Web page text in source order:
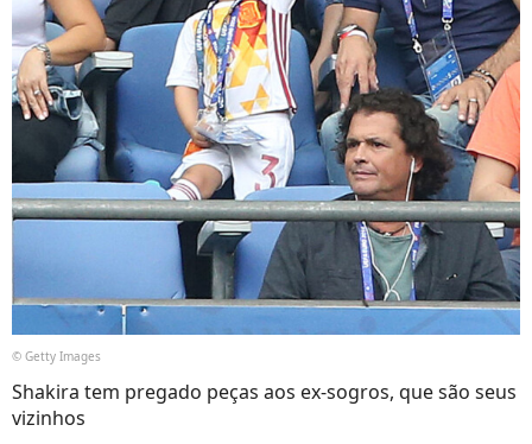
© Getty Images
Shakira tem pregado peças aos ex-sogros, que são seus
vizinhos